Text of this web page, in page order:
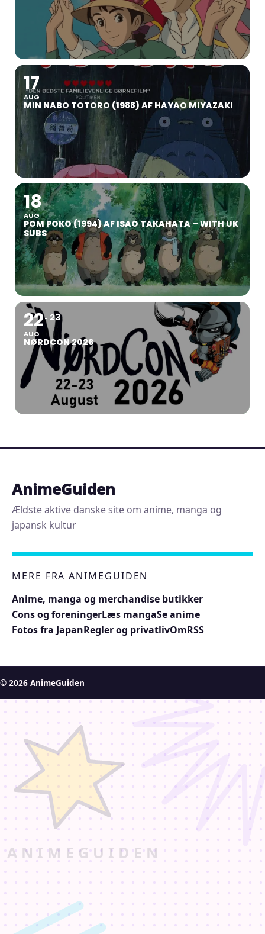
17
AUG
MIN NABO TOTORO (1988) AF HAYAO MIYAZAKI
18
AUG
POM POKO (1994) AF ISAO TAKAHATA – WITH UK
SUBS
22
AUG
23
NØRDCON 2026
AnimeGuiden
Ældste aktive danske site om anime, manga og
japansk kultur
MERE FRA ANIMEGUIDEN
Anime, manga og merchandise butikker
Cons og foreningerLæs mangaSe anime
Fotos fra JapanRegler og privatlivOmRSS
© 2026 AnimeGuiden